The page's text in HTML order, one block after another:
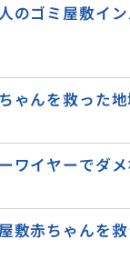
のゴミ屋敷イ
ゃんを救った
ワイヤーでダ
敷赤ちゃんを